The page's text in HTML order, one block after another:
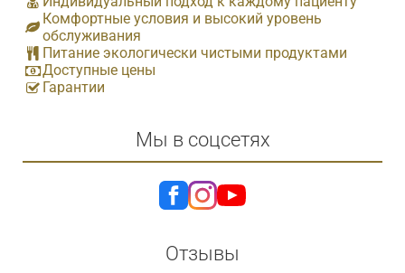
Комфортные условия и высокий уровень
обслуживания
Питание экологически чистыми продуктами
Доступные цены
Гарантии
Мы в соцсетях
Отзывы